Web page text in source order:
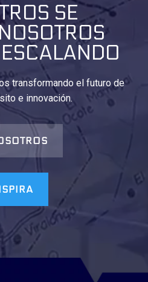
SE
transformando el futuro de
e innovación.